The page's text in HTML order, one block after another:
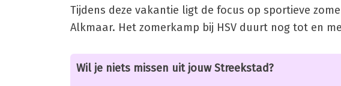
Tijdens deze vakantie ligt de focus op sportieve
Alkmaar. Het zomerkamp bij HSV duurt nog tot en
Wil je niets missen uit jouw Streekstad?